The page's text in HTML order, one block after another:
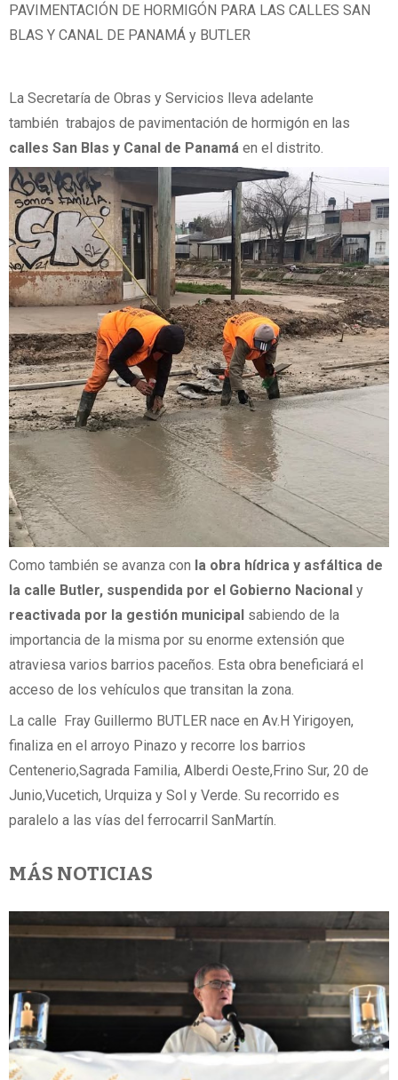
PAVIMENTACIÓN DE HORMIGÓN PARA LAS CALLES SAN
BLAS Y CANAL DE PANAMÁ y BUTLER
La Secretaría de Obras y Servicios lleva adelante
también trabajos de pavimentación de hormigón en las
calles San Blas y Canal de Panamá en el distrito.
Como también se avanza con la obra hídrica y asfáltica de
la calle Butler, suspendida por el Gobierno Nacional y
reactivada por la gestión municipal sabiendo de la
importancia de la misma por su enorme extensión que
atraviesa varios barrios paceños. Esta obra beneficiará el
acceso de los vehículos que transitan la zona.
La calle Fray Guillermo BUTLER nace en Av.H Yirigoyen,
finaliza en el arroyo Pinazo y recorre los barrios
Centenerio,Sagrada Familia, Alberdi Oeste,Frino Sur, 20 de
Junio,Vucetich, Urquiza y Sol y Verde. Su recorrido es
paralelo a las vías del ferrocarril SanMartín.
MÁS NOTICIAS